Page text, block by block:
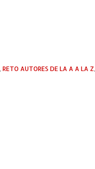
RETO AUTORES DE LA A A LA Z